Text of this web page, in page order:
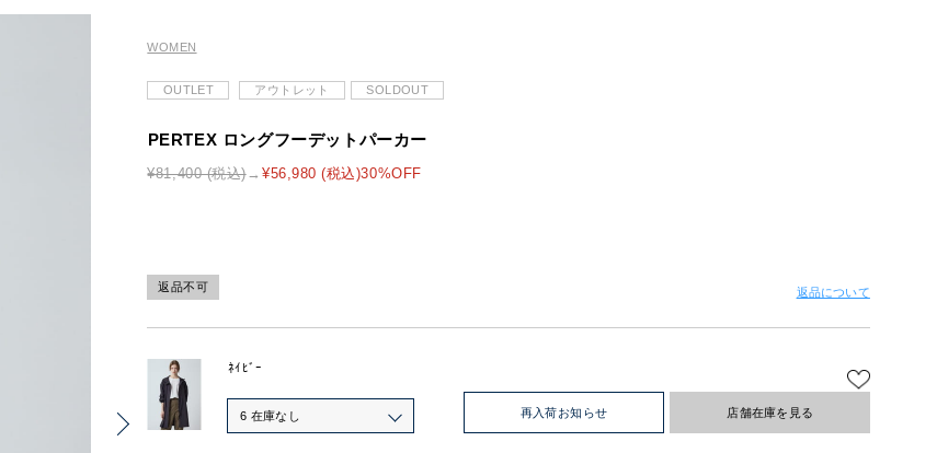
WOMEN
OUTLET アウトレット SOLDOUT
PERTEX ロングフーデットパーカー
¥81,400 (税込) ¥56,980 (税込)30%OFF
返品不可 返品について
ﾈｲﾋﾞｰ
6 在庫なし 再入荷お知らせ 店舗在庫を見る